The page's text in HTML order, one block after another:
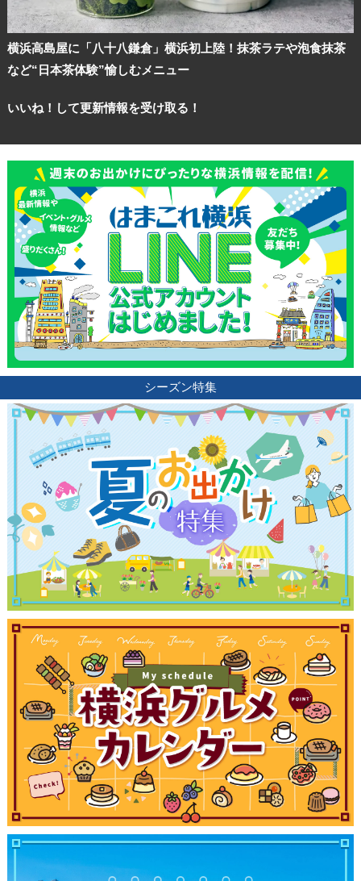
横浜高島屋に「八十八鎌倉」横浜初上陸！抹茶ラテや泡食抹茶
など“日本茶体験”愉しむメニュー
いいね！して更新情報を受け取る！
シーズン特集
観光ガイド
ランキング
ブログ記事
サイトについて